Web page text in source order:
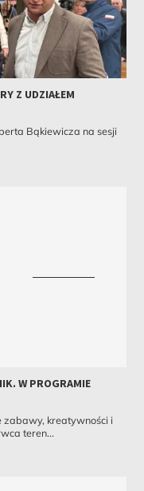
Z UDZIAŁEM
Bąkiewicza na sesji
W PROGRAMIE
zabawy, kreatywności i
teren...